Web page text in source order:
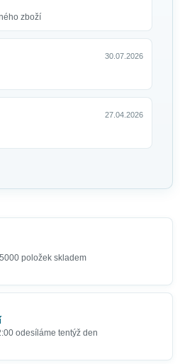
záslepkou
139 Kč
zboží
30.07.2026
27.04.2026
položek skladem
odesíláme tentýž den